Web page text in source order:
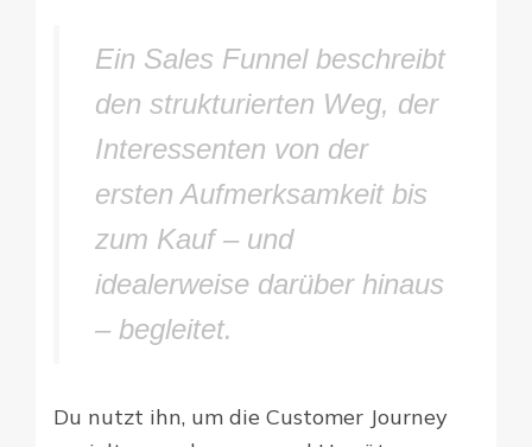
Ein Sales Funnel beschreibt
den strukturierten Weg, der
Interessenten von der
ersten Aufmerksamkeit bis
zum Kauf – und
idealerweise darüber hinaus
– begleitet.
Du nutzt ihn, um die Customer Journey